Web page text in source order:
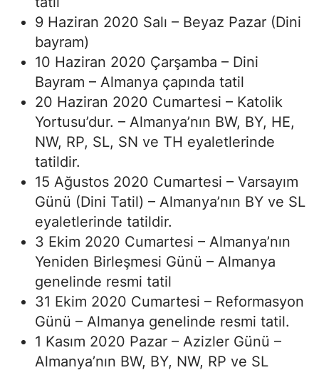
9 Haziran 2020 Salı – Beyaz Pazar (Dini
bayram)
10 Haziran 2020 Çarşamba – Dini
Bayram – Almanya çapında tatil
20 Haziran 2020 Cumartesi – Katolik
Yortusu’dur. – Almanya’nın BW, BY, HE,
NW, RP, SL, SN ve TH eyaletlerinde
tatildir.
15 Ağustos 2020 Cumartesi – Varsayım
Günü (Dini Tatil) – Almanya’nın BY ve SL
eyaletlerinde tatildir.
3 Ekim 2020 Cumartesi – Almanya’nın
Yeniden Birleşmesi Günü – Almanya
genelinde resmi tatil
31 Ekim 2020 Cumartesi – Reformasyon
Günü – Almanya genelinde resmi tatil.
1 Kasım 2020 Pazar – Azizler Günü –
Almanya’nın BW, BY, NW, RP ve SL